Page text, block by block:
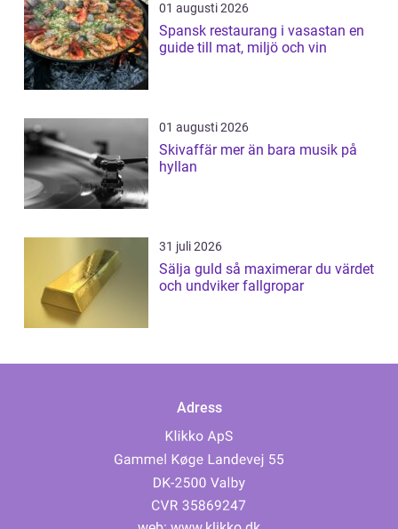
01 augusti 2026
Spansk restaurang i vasastan en
guide till mat, miljö och vin
01 augusti 2026
Skivaffär mer än bara musik på
hyllan
31 juli 2026
Sälja guld så maximerar du värdet
och undviker fallgropar
Adress